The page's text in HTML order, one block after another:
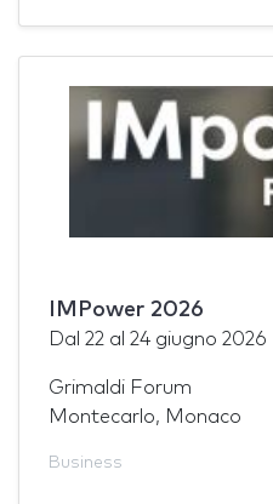
IMPower 2026
Dal 22 al 24 giugno 2026
Grimaldi Forum
Montecarlo, Monaco
Business